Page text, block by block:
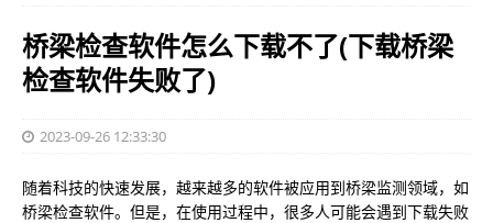
桥梁检查软件怎么下载不了(下载桥梁
检查软件失败了)
2023-09-26 12:33:30
随着科技的快速发展，越来越多的软件被应用到桥梁监测领域，如
桥梁检查软件。但是，在使用过程中，很多人可能会遇到下载失败